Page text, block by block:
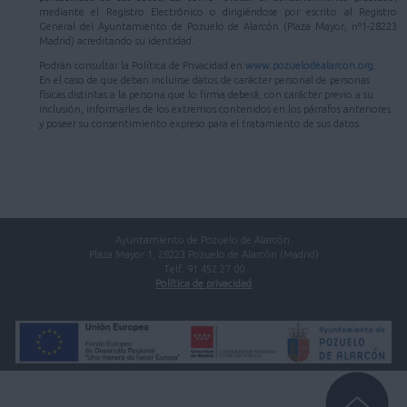
mediante el Registro Electrónico o dirigiéndose por escrito al Registro
General del Ayuntamiento de Pozuelo de Alarcón (Plaza Mayor, nº1-28223
Madrid) acreditando su identidad.
Podrán consultar la Política de Privacidad en www.pozuelodealarcon.org
En el caso de que deban incluirse datos de carácter personal de personas
físicas distintas a la persona que lo firma deberá, con carácter previo a su
inclusión, informarles de los extremos contenidos en los párrafos anteriores
y poseer su consentimiento expreso para el tratamiento de sus datos.
Ayuntamiento de Pozuelo de Alarcón.
Plaza Mayor 1, 28223 Pozuelo de Alarcón (Madrid)
Telf. 91 452 27 00
Política de privacidad